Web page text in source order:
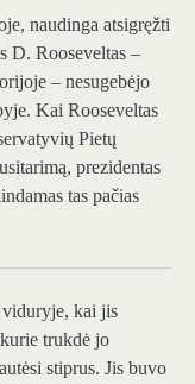
naudinga atsigręžti
D. Rooseveltas –
– nesugebėjo
Kai Rooseveltas
Pietų
prezidentas
tas pačias
viduryje, kai jis
trukdė jo
stiprus. Jis buvo